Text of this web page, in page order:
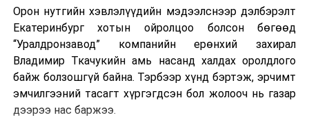
өмчийн бодлого зохицуулалтын газрын дарга
Б.Цэнгэл ярилаа.
ДАРААХ МЭДЭЭ
УБЦТС: Өнөөдөр хийгдэх засварын хуваарь
ӨМНӨХ МЭДЭЭ
Төрийн жинхэнэ албан хаагчдын ажлын гүйцэтгэл,
Орон нутгийн хэвлэлүүдийн мэдээлснээр дэлбэрэлт
Екатеринбург хотын ойролцоо болсон бөгөөд
“Уралдронзавод” компанийн ерөнхий захирал
Владимир Ткачукийн амь насанд халдах оролдлого
байж болзошгүй байна. Тэрбээр хүнд бэртэж, эрчимт
эмчилгээний тасагт хүргэгдсэн бол жолооч нь газар
дээрээ нас баржээ.